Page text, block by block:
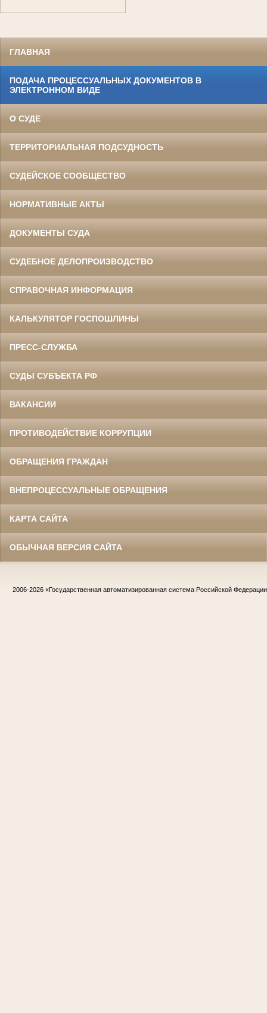
ГЛАВНАЯ
ПОДАЧА ПРОЦЕССУАЛЬНЫХ ДОКУМЕНТОВ В
ЭЛЕКТРОННОМ ВИДЕ
О СУДЕ
ТЕРРИТОРИАЛЬНАЯ ПОДСУДНОСТЬ
СУДЕЙСКОЕ СООБЩЕСТВО
НОРМАТИВНЫЕ АКТЫ
ДОКУМЕНТЫ СУДА
СУДЕБНОЕ ДЕЛОПРОИЗВОДСТВО
СПРАВОЧНАЯ ИНФОРМАЦИЯ
КАЛЬКУЛЯТОР ГОСПОШЛИНЫ
ПРЕСС-СЛУЖБА
СУДЫ СУБЪЕКТА РФ
ВАКАНСИИ
ПРОТИВОДЕЙСТВИЕ КОРРУПЦИИ
ОБРАЩЕНИЯ ГРАЖДАН
ВНЕПРОЦЕССУАЛЬНЫЕ ОБРАЩЕНИЯ
КАРТА САЙТА
ОБЫЧНАЯ ВЕРСИЯ САЙТА
2006-2026 «Государственная автоматизированная система Российской